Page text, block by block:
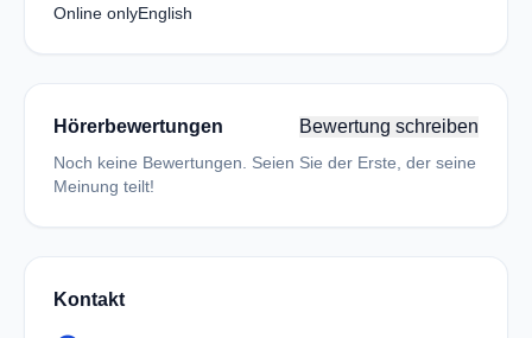
Online onlyEnglish
Hörerbewertungen Bewertung schreiben
Noch keine Bewertungen. Seien Sie der Erste, der seine
Meinung teilt!
Kontakt